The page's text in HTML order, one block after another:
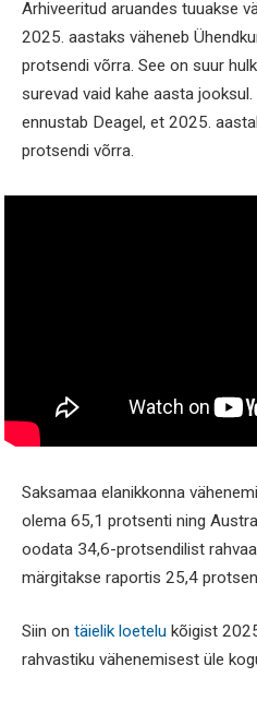
Arhiveeritud aruandes tuuakse
2025. aastaks väheneb
protsendi võrra. See on suur
surevad vaid kahe aasta
ennustab Deagel, et 2025.
protsendi võrra.
Saksamaa elanikkonna
olema 65,1 protsenti ning
oodata 34,6-protsendilist
märgitakse raportis 25,4
Siin on täielik loetelu kõigist
rahvastiku vähenemisest üle